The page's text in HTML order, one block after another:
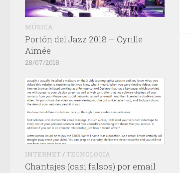
MÚSICA
Portón del Jazz 2018 – Cyrille
Aimée
28/07/2018
INTERNET / TECNOLOGÍA
Chantajes (casi falsos) por email